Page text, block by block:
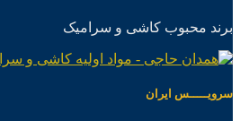
برند محبوب کاشی و سرامیک
سرویـــــس ایران